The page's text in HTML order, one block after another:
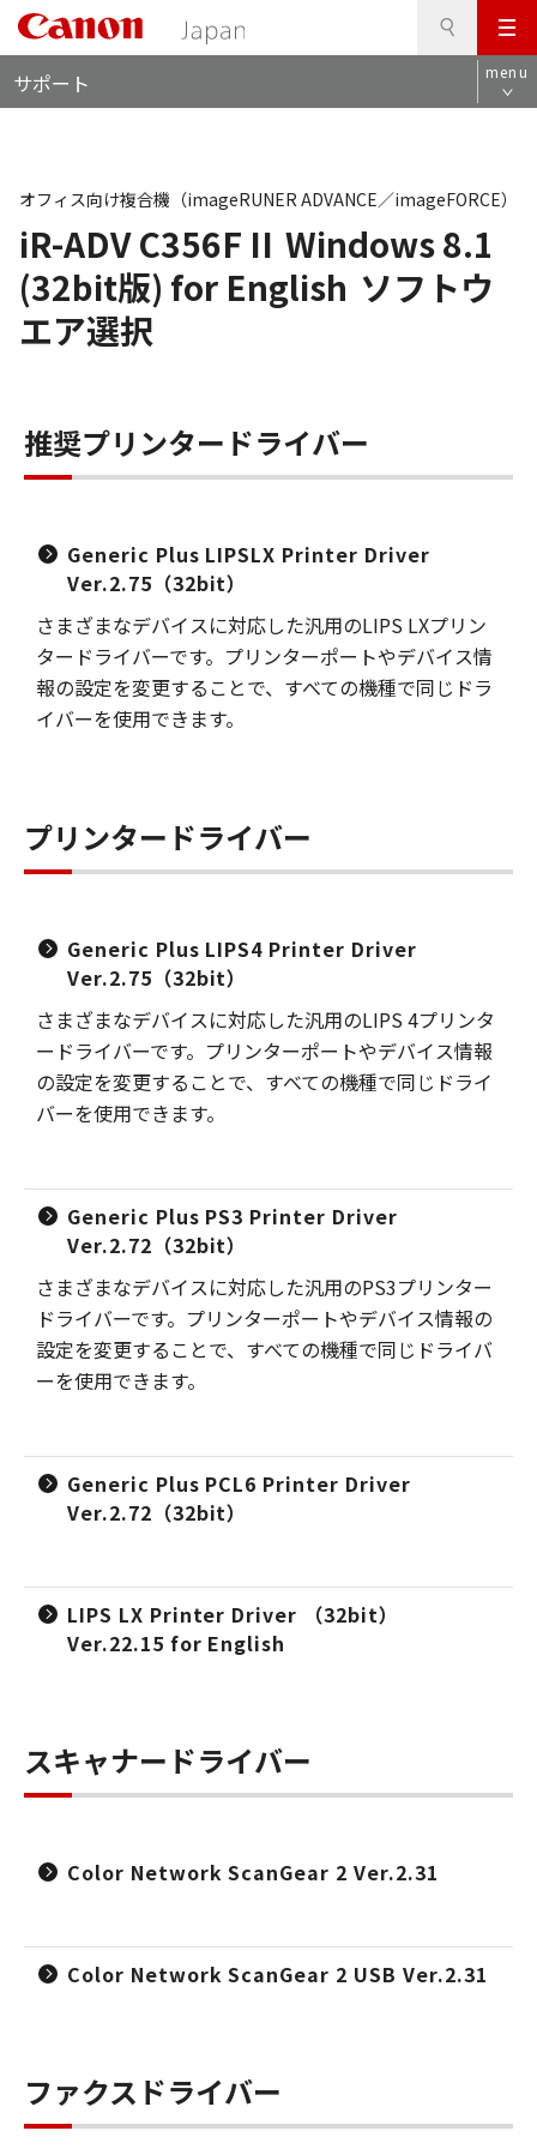
メ
ニ
ュ
サポート menu
iR-ADV C356F II Windows 8.1
(32bit版) for English ソフトウ
エア選択
オフィス向け複合機（imageRUNER ADVANCE／imageFORCE）
推奨プリンタードライバー
Generic Plus LIPSLX Printer Driver
Ver.2.75（32bit）
さまざまなデバイスに対応した汎用のLIPS LXプリン
タードライバーです。プリンターポートやデバイス情
報の設定を変更することで、すべての機種で同じドラ
イバーを使用できます。
プリンタードライバー
Generic Plus LIPS4 Printer Driver
Ver.2.75（32bit）
さまざまなデバイスに対応した汎用のLIPS 4プリンタ
ードライバーです。プリンターポートやデバイス情報
の設定を変更することで、すべての機種で同じドライ
バーを使用できます。
Generic Plus PS3 Printer Driver
Ver.2.72（32bit）
さまざまなデバイスに対応した汎用のPS3プリンター
ドライバーです。プリンターポートやデバイス情報の
設定を変更することで、すべての機種で同じドライバ
ーを使用できます。
Generic Plus PCL6 Printer Driver
Ver.2.72（32bit）
LIPS LX Printer Driver （32bit）
Ver.22.15 for English
スキャナードライバー
Color Network ScanGear 2 Ver.2.31
Color Network ScanGear 2 USB Ver.2.31
ファクスドライバー